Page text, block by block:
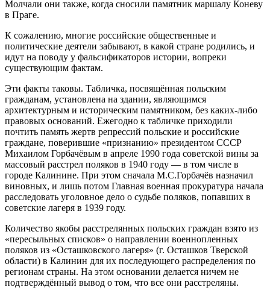
Молчали они также, когда сносили памятник маршалу Коневу
в Праге.
К сожалению, многие российские общественные и
политические деятели забывают, в какой стране родились, и
идут на поводу у фальсификаторов истории, вопреки
существующим фактам.
Эти факты таковы. Табличка, посвящённая польским
гражданам, установлена на здании, являющимся
архитектурным и историческим памятником, без каких-либо
правовых оснований. Ежегодно к табличке приходили
почтить память жертв репрессий польские и российские
граждане, поверившие «признанию» президентом СССР
Михаилом Горбачёвым в апреле 1990 года советской вины за
массовый расстрел поляков в 1940 году — в том числе в
городе Калинине. При этом сначала М.С.Горбачёв назначил
виновных, и лишь потом Главная военная прокуратура начала
расследовать уголовное дело о судьбе поляков, попавших в
советские лагеря в 1939 году.
Количество якобы расстрелянных польских граждан взято из
«пересыльных списков» о направлении военнопленных
поляков из «Осташковского лагеря» (г. Осташков Тверской
области) в Калинин для их последующего распределения по
регионам страны. На этом основании делается ничем не
подтверждённый вывод о том, что все они расстреляны.